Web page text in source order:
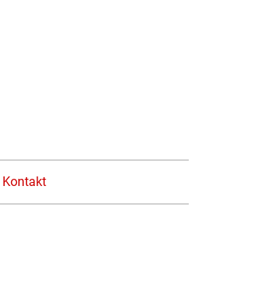
Kontakt